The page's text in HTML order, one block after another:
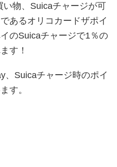
物、Suicaチャージが可
あるオリコカードザポイ
のSuicaチャージで1％の
す！
、Suicaチャージ時のポイ
す。